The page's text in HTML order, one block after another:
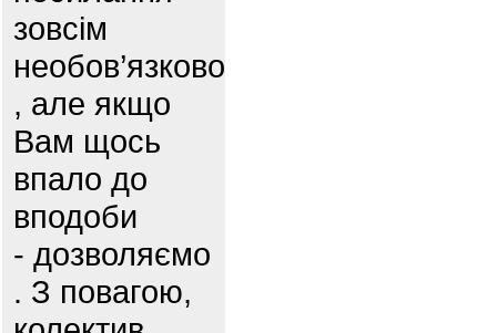
зовсім
необов’язково
, але якщо
Вам щось
впало до
вподоби
- дозволяємо
. З повагою,